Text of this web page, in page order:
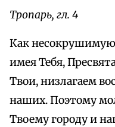
Тропарь, гл. 4
Как несокрушимую
имея Тебя,
Твои, низлагаем
наших. Поэтому
Твоему городу и